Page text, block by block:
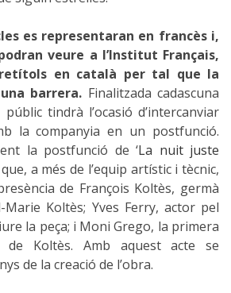
es representaran en francès i,
veure a l’Institut Français,
en català per tal que la
barrera. Finalitzada cadascuna
tindrà l’ocasió d’intercanviar
la companyia en un postfunció.
la postfunció de ‘La nuit juste
que, a més de l’equip artístic i tècnic,
de François Koltès, germà
Marie Koltès; Yves Ferry, actor pel
la peça; i Moni Grego, la primera
de Koltès. Amb aquest acte se
de la creació de l’obra.